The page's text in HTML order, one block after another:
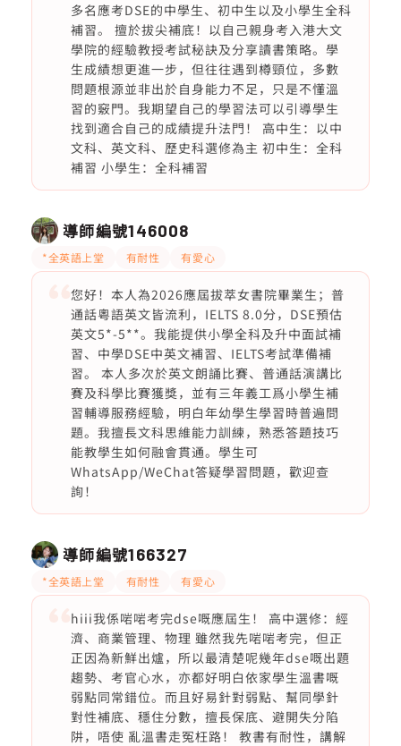
多名應考DSE的中學生、初中生以及小學生全科
補習。 擅於拔尖補底！以自己親身考入港大文
學院的經驗教授考試秘訣及分享讀書策略。學
生成績想更進一步，但往往遇到樽頸位，多數
問題根源並非出於自身能力不足，只是不懂溫
習的竅門。我期望自己的學習法可以引導學生
找到適合自己的成績提升法門！ 高中生：以中
文科、英文科、歷史科選修為主 初中生：全科
補習 小學生：全科補習
導師編號146008
*全英語上堂 有耐性 有愛心
您好！本人為2026應屆拔萃女書院畢業生；普
通話粵語英文皆流利，IELTS 8.0分，DSE預估
英文5*-5**。我能提供小學全科及升中面試補
習、中學DSE中英文補習、IELTS考試準備補
習。 本人多次於英文朗誦比賽、普通話演講比
賽及科學比賽獲獎，並有三年義工爲小學生補
習輔導服務經驗，明白年幼學生學習時普遍問
題。我擅長文科思維能力訓練，熟悉答題技巧
能教學生如何融會貫通。學生可
WhatsApp/WeChat答疑學習問題，歡迎查
詢！
導師編號166327
*全英語上堂 有耐性 有愛心
hiii我係啱啱考完dse嘅應屆生！ 高中選修：經
濟、商業管理、物理 雖然我先啱啱考完，但正
正因為新鮮出爐，所以最清楚呢幾年dse嘅出題
趨勢、考官心水，亦都好明白依家學生溫書嘅
弱點同常錯位。而且好易針對弱點、幫同學針
對性補底、穩住分數，擅長保底、避開失分陷
阱，唔使 亂溫書走冤枉路！ 教書有耐性，講解